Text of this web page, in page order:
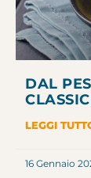
DAL
LEGGI
16 Gennaio